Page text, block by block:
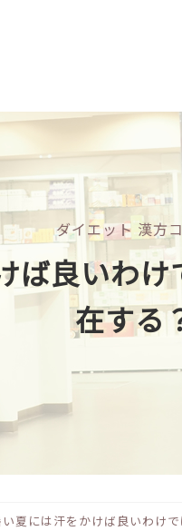
ダイエット 漢方
ば良いわ
在する
い夏には汗をかけば良いわけ